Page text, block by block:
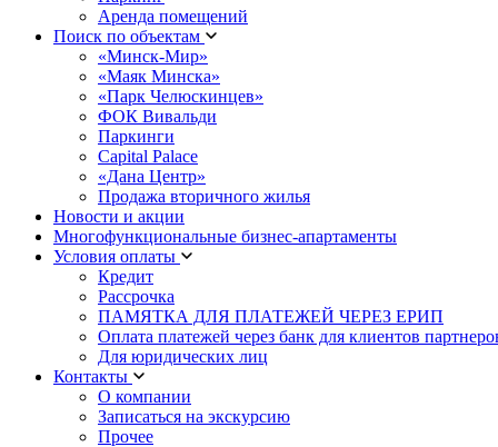
Аренда помещений
Поиск по объектам
«Минск-Мир»
«Маяк Минска»
«Парк Челюскинцев»
ФОК Вивальди
Паркинги
Capital Palace
«Дана Центр»
Продажа вторичного жилья
Новости и акции
Многофункциональные бизнес-апартаменты
Условия оплаты
Кредит
Рассрочка
ПАМЯТКА ДЛЯ ПЛАТЕЖЕЙ ЧЕРЕЗ ЕРИП
Оплата платежей через банк для клиентов
Для юридических лиц
Контакты
О компании
Записаться на экскурсию
Прочее